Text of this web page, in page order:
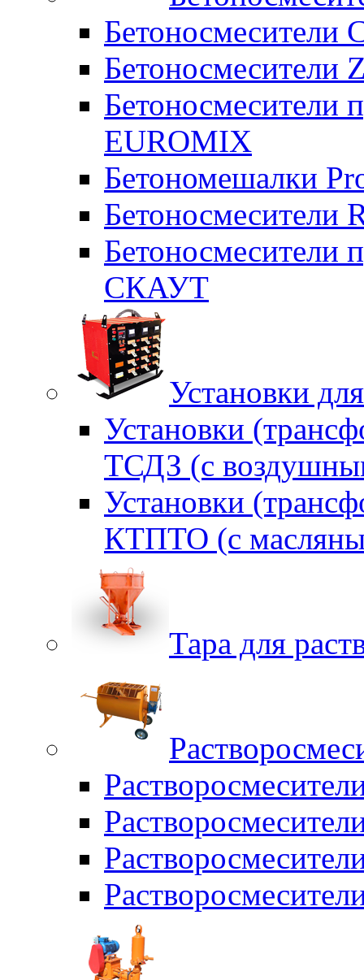
Бетоносмесители
Бетоносмесители
Бетоносмесители
EUROMIX
Бетономешалки
Бетоносмесители
Бетоносмесители
СКАУТ
Установки
Установки
ТСДЗ (c
Установки
КТПТО (c
Тара для